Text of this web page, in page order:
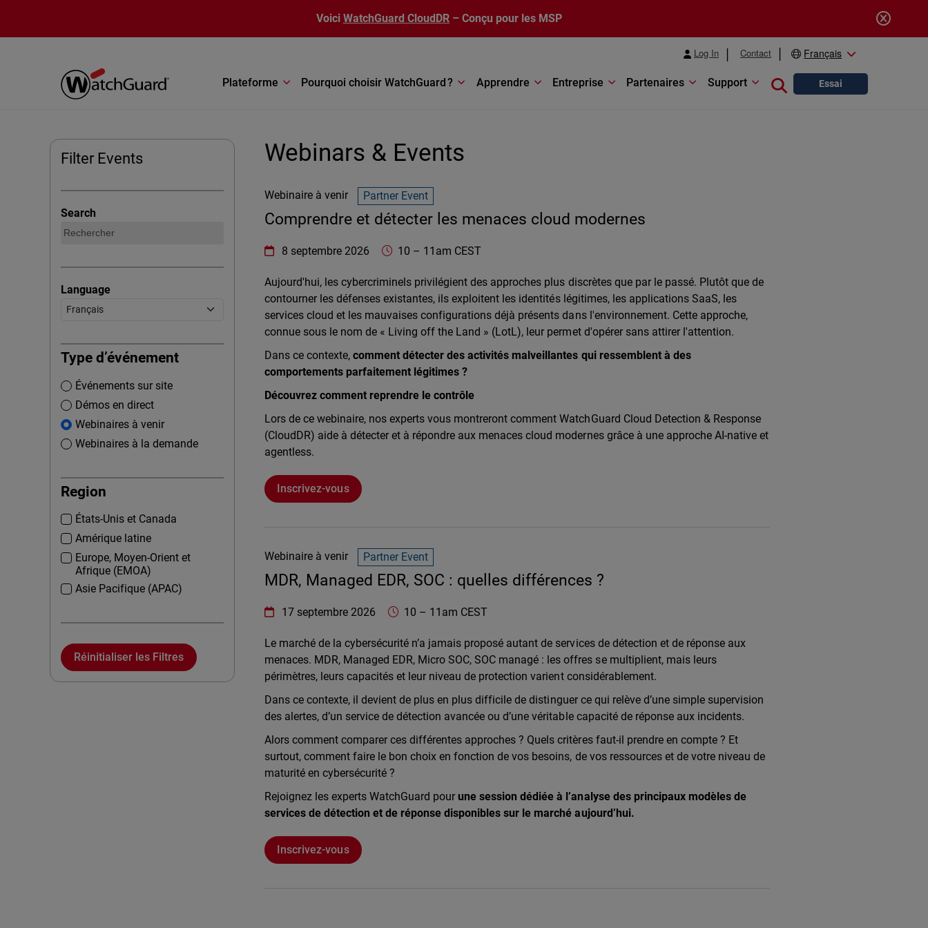
Voici WatchGuard CloudDR – Conçu pour les MSP
Log In Contact Français
Plateforme Pourquoi choisir WatchGuard ? Apprendre Entreprise Partenaires Support Close search
Essai
Filter Events
Search
Language
Type d’événement
Événements sur site
Démos en direct
Webinaires à venir
Webinaires à la demande
Region
États-Unis et Canada
Amérique latine
Europe, Moyen-Orient et
Afrique (EMOA)
Asie Pacifique (APAC)
Réinitialiser les Filtres
Webinars & Events
Webinaire à venir Partner Event
Comprendre et détecter les menaces cloud modernes
WatchGuard Technologies https://www.watchguard.com/wgrd-resource-center/events
8 septembre 2026 10 – 11am CESTOnline
Aujourd'hui, les cybercriminels privilégient des approches plus discrètes que par le passé. Plutôt que de
contourner les défenses existantes, ils exploitent les identités légitimes, les applications SaaS, les
services cloud et les mauvaises configurations déjà présents dans l'environnement. Cette approche,
connue sous le nom de « Living off the Land » (LotL), leur permet d'opérer sans attirer l'attention.
Dans ce contexte, comment détecter des activités malveillantes qui ressemblent à des
comportements parfaitement légitimes ?
Découvrez comment reprendre le contrôle
Lors de ce webinaire, nos experts vous montreront comment WatchGuard Cloud Detection & Response
(CloudDR) aide à détecter et à répondre aux menaces cloud modernes grâce à une approche AI-native et
agentless.
Inscrivez-vous
Webinaire à venir Partner Event
MDR, Managed EDR, SOC : quelles différences ?
WatchGuard Technologies https://www.watchguard.com/wgrd-resource-center/events
17 septembre 2026 10 – 11am CESTOnline
Le marché de la cybersécurité n’a jamais proposé autant de services de détection et de réponse aux
menaces. MDR, Managed EDR, Micro SOC, SOC managé : les offres se multiplient, mais leurs
périmètres, leurs capacités et leur niveau de protection varient considérablement.
Dans ce contexte, il devient de plus en plus difficile de distinguer ce qui relève d’une simple supervision
des alertes, d’un service de détection avancée ou d’une véritable capacité de réponse aux incidents.
Alors comment comparer ces différentes approches ? Quels critères faut-il prendre en compte ? Et
surtout, comment faire le bon choix en fonction de vos besoins, de vos ressources et de votre niveau de
maturité en cybersécurité ?
Rejoignez les experts WatchGuard pourune session dédiée à l’analyse des principaux modèles de
services de détection et de réponse disponibles sur le marché aujourd’hui.
Inscrivez-vous